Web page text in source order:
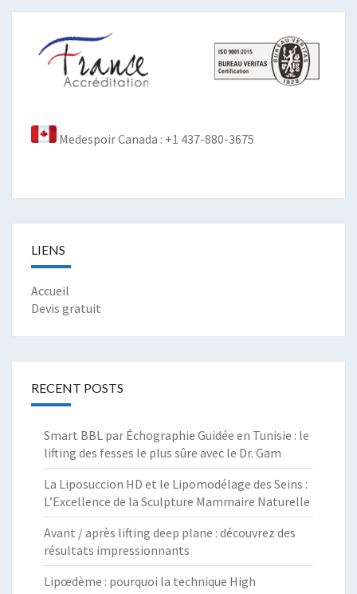
Medespoir Canada : +1 437-880-3675
LIENS
Accueil
Devis gratuit
RECENT POSTS
Smart BBL par Échographie Guidée en Tunisie : le
lifting des fesses le plus sûre avec le Dr. Gam
La Liposuccion HD et le Lipomodélage des Seins :
L’Excellence de la Sculpture Mammaire Naturelle
Avant / après lifting deep plane : découvrez des
résultats impressionnants
Lipœdème : pourquoi la technique High